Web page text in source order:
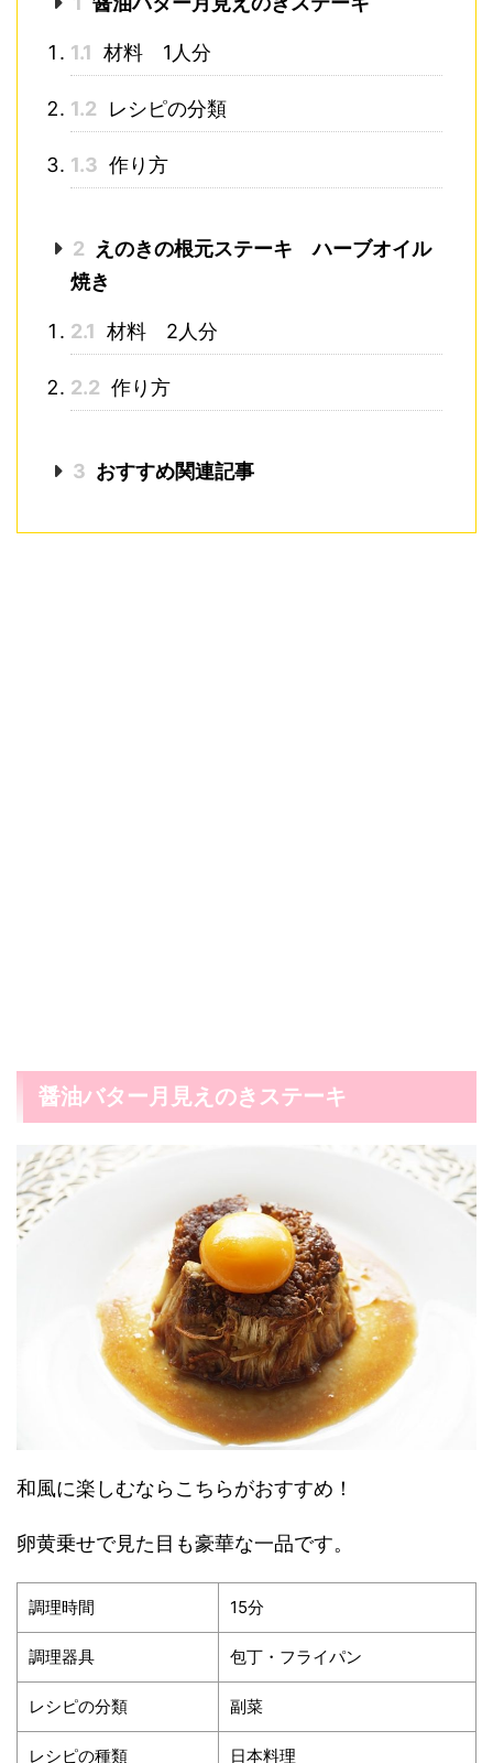
1.1 材料 1人分
1.2 レシピの分類
1.3 作り方
2
えのきの根元ステーキ ハーブオイル
焼き
2.1 材料 2人分
2.2 作り方
3 おすすめ関連記事
醤油バター月見えのきステーキ
和風に楽しむならこちらがおすすめ！
卵黄乗せで見た目も豪華な一品です。
調理時間 15分
調理器具 包丁・フライパン
レシピの分類 副菜
レシピの種類 日本料理